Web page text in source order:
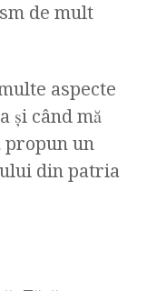
de mult
aspecte
şi când mă
propun un
din patria